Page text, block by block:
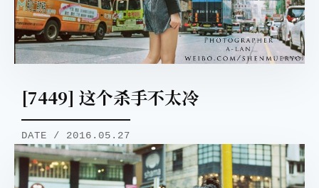
[7449] 这个杀手不太冷
DATE / 2016.05.27